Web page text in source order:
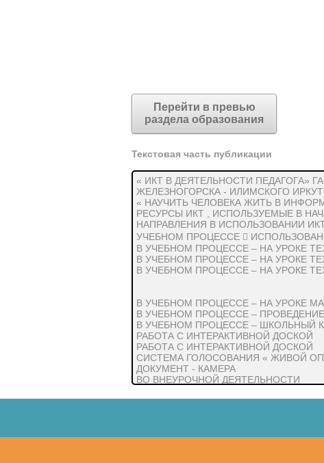
Перейти в превью
раздела образования
Текстовая часть публикации
« ИКТ В ДЕЯТЕЛЬНОСТИ ПЕДАГОГА»
ЖЕЛЕЗНОГОРСКА - ИЛИМСКОГО
« НАУЧИТЬ ЧЕЛОВЕКА ЖИТЬ В
РЕСУРСЫ ИКТ , ИСПОЛЬЗУЕМЫЕ В
НАПРАВЛЕНИЯ В ИСПОЛЬЗОВАНИИ
УЧЕБНОМ ПРОЦЕССЕ 
В УЧЕБНОМ ПРОЦЕССЕ – НА УРОКЕ
В УЧЕБНОМ ПРОЦЕССЕ – НА УРОКЕ
В УЧЕБНОМ ПРОЦЕССЕ – НА УРОКЕ
В УЧЕБНОМ ПРОЦЕССЕ – НА УРОКЕ
В УЧЕБНОМ ПРОЦЕССЕ –
В УЧЕБНОМ ПРОЦЕССЕ – ШКОЛЬНЫЙ
РАБОТА С ИНТЕРАКТИВНОЙ ДОСКОЙ
РАБОТА С ИНТЕРАКТИВНОЙ ДОСКОЙ
СИСТЕМА ГОЛОСОВАНИЯ « ЖИВОЙ
ДОКУМЕНТ - КАМЕРА
ВО ВНЕУРОЧНОЙ ДЕЯТЕЛЬНОСТИ
С помощью учебной лаборатории